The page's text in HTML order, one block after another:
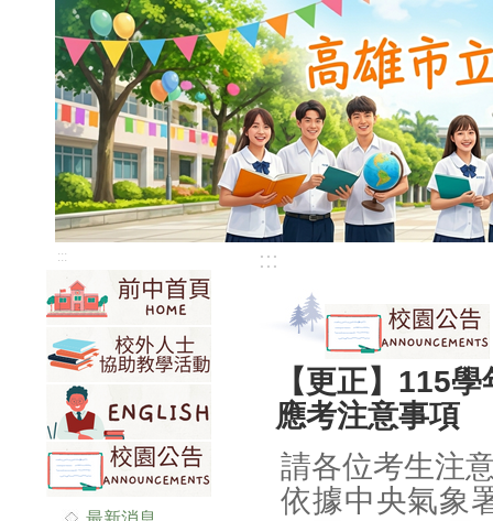
::: :::
【更正】115
應考注意事項
請各位考生注
依據中央氣象